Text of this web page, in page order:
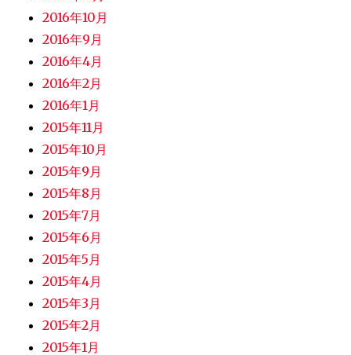
2016年10月
2016年9月
2016年4月
2016年2月
2016年1月
2015年11月
2015年10月
2015年9月
2015年8月
2015年7月
2015年6月
2015年5月
2015年4月
2015年3月
2015年2月
2015年1月